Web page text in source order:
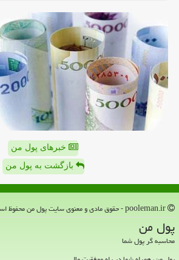
خبرهای پول من
بازگشت به پول من
پول من
محاسبه گر پول شما